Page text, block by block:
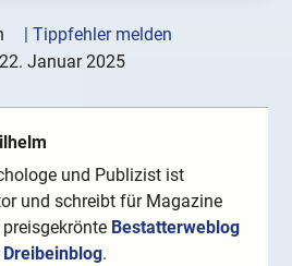
| Tippfehler melden
22. Januar 2025
und Publizist ist
und schreibt für Magazine
Bestatterweblog
Dreibeinblog.